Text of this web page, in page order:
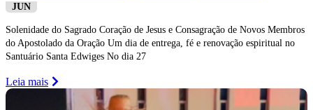
JUN
Solenidade do Sagrado Coração de Jesus e Consagração de Novos Membros
do Apostolado da Oração Um dia de entrega, fé e renovação espiritual no
Santuário Santa Edwiges No dia 27
Leia mais